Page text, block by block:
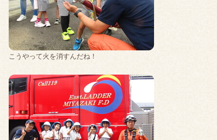
こうやって火を消すんだね！